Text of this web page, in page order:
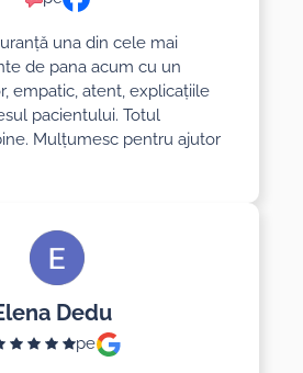
una din cele mai
de pana acum cu un
empatic, atent, explicațiile
pacientului. Totul
Mulțumesc pentru ajutor
Dedu
pe